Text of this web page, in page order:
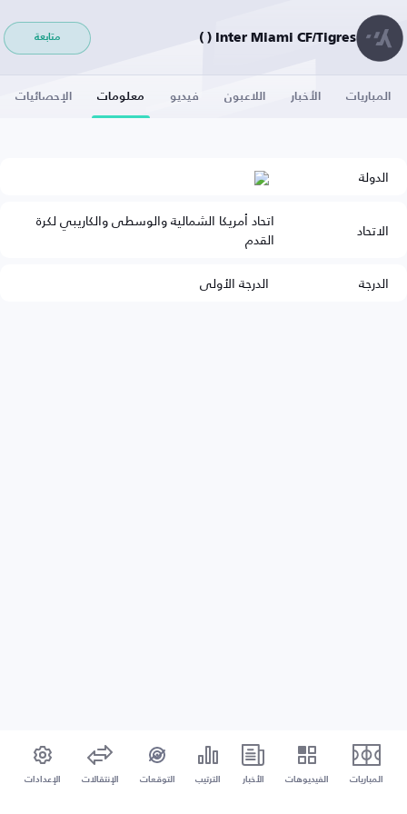
Inter Miami CF/Tigres ( ) متابعة
المباريات الأخبار اللاعبون فيديو معلومات الإحصائيات
الدولة
الاتحاد اتحاد أمريكا الشمالية والوسطى والكاريبي لكرة
القدم
الدرجة
الدرجة الأولى
المباريات الفيديوهات الأخبار الترتيب التوقعات الإنتقالات الإعدادات